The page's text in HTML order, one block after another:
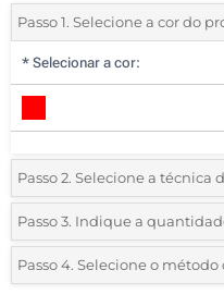
Passo 1. Selecione a cor do
* Selecionar a cor:
Passo 2. Selecione a técnica
*Selecione o tipo de
1 Cor (Na etiqueta)
Passo 3. Indique a
*Quantidade mínima:10
Passo 4. Selecione o método